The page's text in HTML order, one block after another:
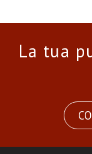
La tua